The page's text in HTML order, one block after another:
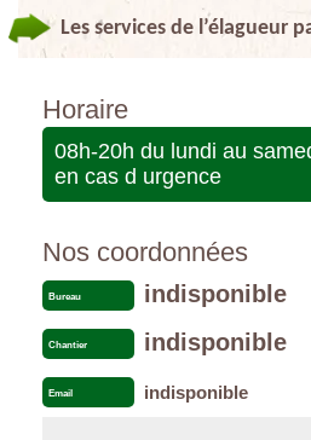
Les services de l’élagueur
Horaire
08h-20h du lundi au
en cas d urgence
Nos coordonnées
Bureau indisponible
Chantier indisponible
Email indisponible